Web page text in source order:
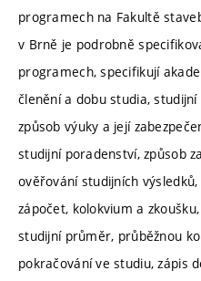
programech na Fakultě
v Brně je podrobně
programech, specifikují
členění a dobu studia,
způsob výuky a její
studijní poradenství, způsob
ověřování studijních
zápočet, kolokvium a
studijní průměr, průběžnou
pokračování ve studiu, zápis